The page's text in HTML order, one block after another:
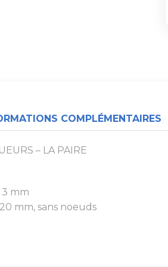
COMPLÉMENTAIRES
– LA PAIRE
mm
mm, sans noeuds